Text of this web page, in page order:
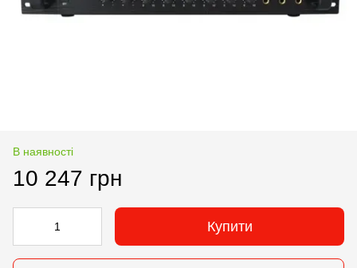
В наявності
10 247 грн
Купити